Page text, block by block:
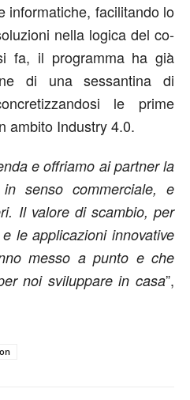
informatiche, facilitando lo
nella logica del co-
fa, il programma ha già
di una sessantina di
le prime
ambito Industry 4.0.
e offriamo ai partner la
senso commerciale, e
Il valore di scambio, per
le applicazioni innovative
messo a punto e che
noi sviluppare in casa”,